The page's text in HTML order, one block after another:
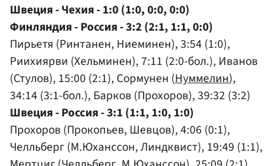
Швеция - Чехия - 1:0 (1:0, 0:0, 0:0)
Финляндия - Россия - 3:2 (2:1, 1:1, 0:0)
Пирьетя (Ринтанен, Ниеминен), 3:54 (1:0),
Риихиярви (Хельминен), 7:11 (2:0-бол.), Иванов
(Стулов), 15:00 (2:1), Сормунен (Нуммелин),
34:14 (3:1-бол.), Барков (Прохоров), 39:32 (3:2)
Швеция - Россия - 3:1 (1:1, 1:0, 1:0)
Прохоров (Прокопьев, Шевцов), 4:06 (0:1),
Челльберг (М.Юханссон, Линдквист), 19:49 (1:1),